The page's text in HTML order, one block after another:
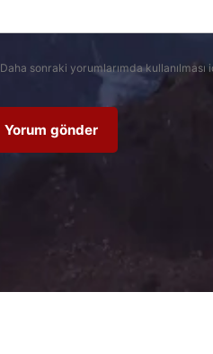
Daha sonraki yorumlarımda